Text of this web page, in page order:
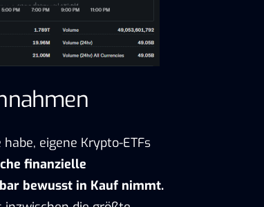
eigene Krypto-ETFs
finanzielle
bewusst in Kauf nimmt.